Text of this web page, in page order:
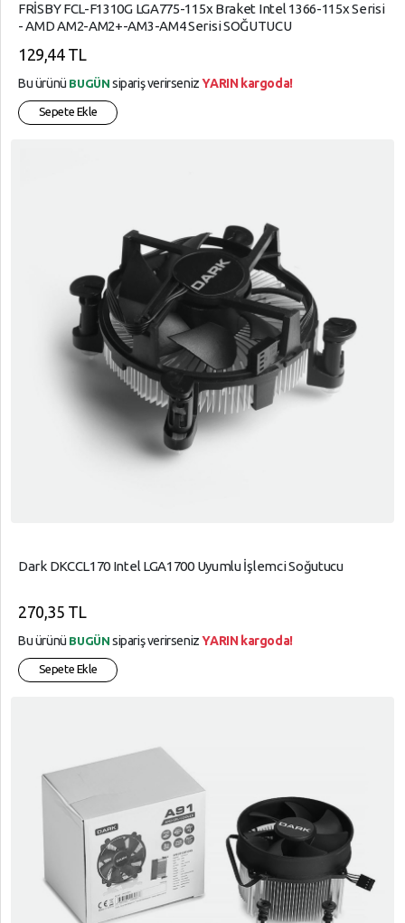
FRİSBY FCL-F1310G LGA775-115x Braket Intel 1366-115x Serisi
- AMD AM2-AM2+-AM3-AM4 Serisi SOĞUTUCU
129,44 TL
Bu ürünü BUGÜN sipariş verirsenizYARIN kargoda!
Sepete Ekle
Dark DKCCL170 Intel LGA1700 Uyumlu İşlemci Soğutucu
270,35 TL
Bu ürünü BUGÜN sipariş verirsenizYARIN kargoda!
Sepete Ekle